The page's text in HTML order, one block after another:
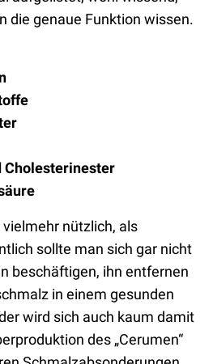
die genaue Funktion wissen.
Cholesterinester
nützlich, als
sollte man sich gar nicht
beschäftigen, ihn entfernen
in einem gesunden
wird sich auch kaum damit
des „Cerumen“